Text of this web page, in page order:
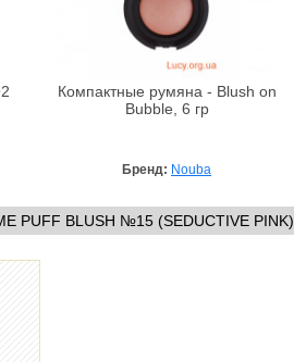
Компактные румяна - Blush on
Bubble, 6 гр
Бренд: Nouba
PUFF BLUSH №15 (SEDUCTIVE PINK)